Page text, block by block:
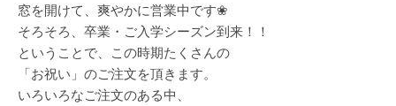
窓を開けて、爽やかに営業中です❀
そろそろ、卒業・ご入学シーズン到来！！
ということで、この時期たくさんの
「お祝い」のご注文を頂きます。
いろいろなご注文のある中、